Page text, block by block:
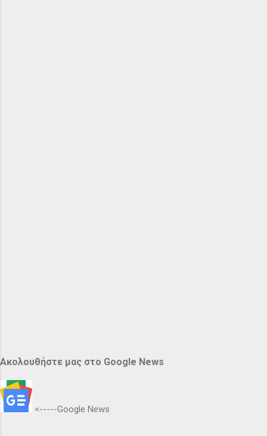
Ακολουθήστε μας στο Google News
<-----Google News